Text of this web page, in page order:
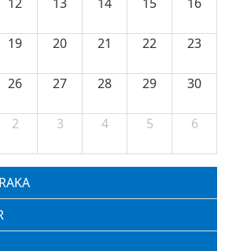
19 20 21 22 23
26 27 28 29 30
2 3 4 5 6